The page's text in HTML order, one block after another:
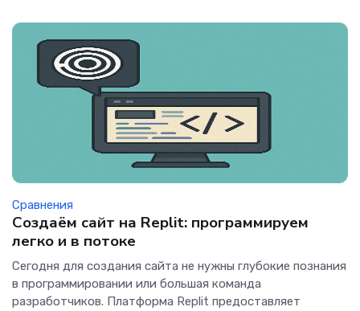
Сравнения
Создаём сайт на Replit: программируем
легко и в потоке
Сегодня для создания сайта не нужны глубокие познания
в программировании или большая команда
разработчиков. Платформа Replit предоставляет